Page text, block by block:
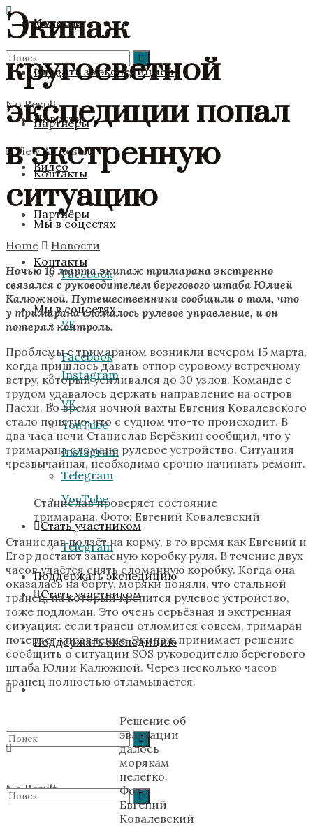
Новости
Видео
Партнёры
Контакты
Мы в соцсетях
Facebook
VK
Instagram
YouTube
Telegram
Стать участником
Поддержать экспедицию
No Result
Команда
Следить за экспедицией
Новости
Видео
Партнёры
Контакты
Мы в соцсетях
Facebook
VK
Instagram
YouTube
Telegram
Стать участником
Поддержать экспедицию
No Result
View All Result
Экипаж
кругосветной
экспедиции попал
в экстренную
ситуацию
Home
Новости
Ночью 16 марта экипаж тримарана экстренно
связался с руководителем берегового штаба Юлией
Калюжной. Путешественники сообщили о том, что
у тримарана сломалось рулевое управление, и он
потерял контроль.
Проблемы с тримараном возникли вечером 15 марта,
когда пришлось давать отпор суровому встречному
ветру, который усиливался до 30 узлов. Команде с
трудом удавалось держать направление на остров
Пасхи. Во время ночной вахты Евгения Ковалевского
стало понятно, что с судном что-то происходит. В
два часа ночи Станислав Берёзкин сообщил, что у
тримарана сломано рулевое устройство. Ситуация
чрезвычайная, необходимо срочно начинать ремонт.
Станислав проверяет состояние
тримарана. Фото: Евгений Ковалевский
Станислав ползёт на корму, в то время как Евгений и
Егор достают запасную коробку руля. В течение двух
часов удаётся снять сломанную коробку. Когда она
оказалась на борту, моряки поняли, что стальной
транец, на который крепится рулевое устройство,
тоже подломан. Это очень серьёзная и экстренная
ситуация: если транец отломится совсем, тримаран
потеряет управление. Экипаж принимает решение
сообщить о ситуации SOS руководителю берегового
штаба Юлии Калюжной. Через несколько часов
транец полностью отламывается.
Решение об
эвакуации
далось
морякам
нелегко.
Фото:
Евгений
Ковалевский